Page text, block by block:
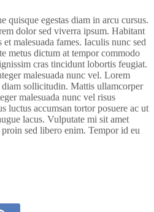
quisque egestas diam in arcu cursus.
dolor sed viverra ipsum. Habitant
malesuada fames. Iaculis nunc sed
metus dictum at tempor commodo
cras tincidunt lobortis feugiat.
malesuada nunc vel. Lorem
sollicitudin. Mattis ullamcorper
malesuada nunc vel risus
luctus accumsan tortor posuere ac ut
lacus. Vulputate mi sit amet
sed libero enim. Tempor id eu